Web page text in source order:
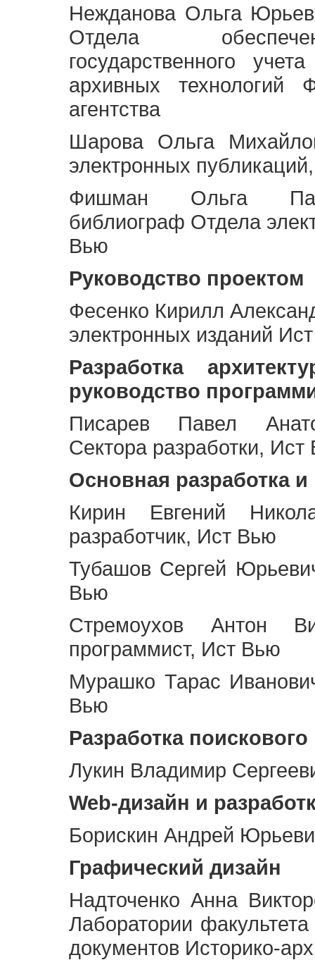
Нежданова Ольга
Отдела
государственного
архивных технологий
агентства
Шарова Ольга
электронных
Фишман Ольга
библиограф Отдела
Вью
Руководство проектом
Фесенко Кирилл
электронных изданий
Разработка
руководство
Писарев Павел
Сектора разработки,
Основная разработка
Кирин Евгений
разработчик, Ист Вью
Тубашов Сергей
Вью
Стремоухов Антон
программист, Ист Вью
Мурашко Тарас
Вью
Разработка
Лукин Владимир
Web-дизайн и
Борискин Андрей
Графический дизайн
Надточенко Анна
Лаборатории
документов Историко-